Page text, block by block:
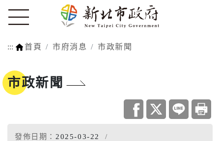
::: 首頁 市府消息 市政新聞
市政新聞
發佈日期： 2025-03-22